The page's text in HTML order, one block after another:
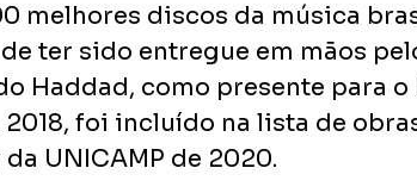
melhores discos da música
ter sido entregue em mãos
Haddad, como presente para o
2018, foi incluído na lista de
UNICAMP de 2020.